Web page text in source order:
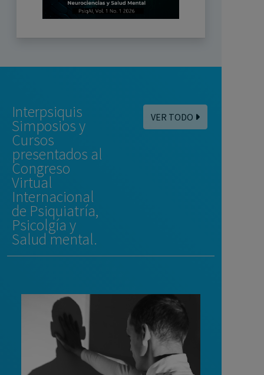
Interpsiquis
Simposios y
Cursos
presentados al
Congreso
Virtual
Internacional
de Psiquiatría,
Psicolgía y
Salud mental.
VER TODO